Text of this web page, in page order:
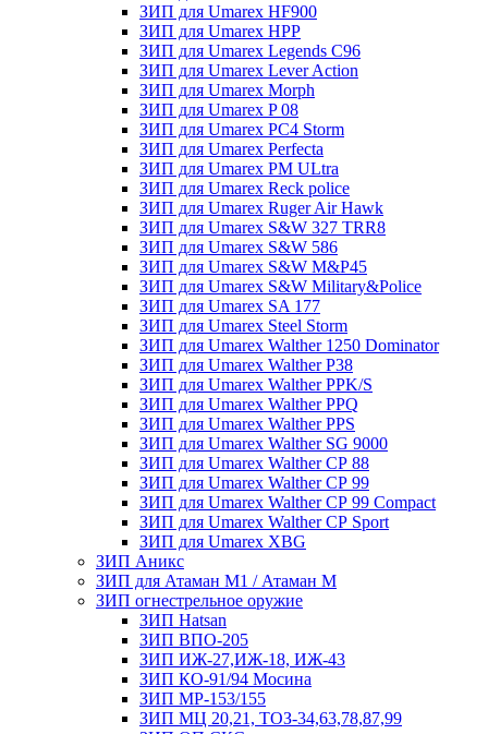
ЗИП для Umarex HF900
ЗИП для Umarex HPP
ЗИП для Umarex Legends C96
ЗИП для Umarex Lever Action
ЗИП для Umarex Morph
ЗИП для Umarex P 08
ЗИП для Umarex PC4 Storm
ЗИП для Umarex Perfecta
ЗИП для Umarex PM ULtra
ЗИП для Umarex Reck police
ЗИП для Umarex Ruger Air Hawk
ЗИП для Umarex S&W 327 TRR8
ЗИП для Umarex S&W 586
ЗИП для Umarex S&W M&P45
ЗИП для Umarex S&W Military&Police
ЗИП для Umarex SA 177
ЗИП для Umarex Steel Storm
ЗИП для Umarex Walther 1250 Dominator
ЗИП для Umarex Walther P38
ЗИП для Umarex Walther PPK/S
ЗИП для Umarex Walther PPQ
ЗИП для Umarex Walther PPS
ЗИП для Umarex Walther SG 9000
ЗИП для Umarex Walther СР 88
ЗИП для Umarex Walther СР 99
ЗИП для Umarex Walther СР 99 Compact
ЗИП для Umarex Walther СР Sport
ЗИП для Umarex XBG
ЗИП Аникс
ЗИП для Атаман М1 / Атаман М
ЗИП огнестрельное оружие
ЗИП Hatsan
ЗИП ВПО-205
ЗИП ИЖ-27,ИЖ-18, ИЖ-43
ЗИП КО-91/94 Мосина
ЗИП МР-153/155
ЗИП МЦ 20,21, ТОЗ-34,63,78,87,99